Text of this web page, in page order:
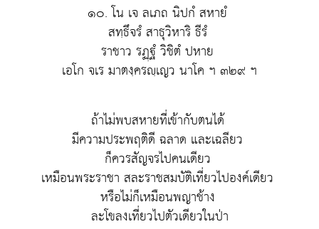
๑๐. โน เจ ลเภถ นิปกํ สหายํ
สทฺธึจรํ สาธุวิหาริ ธีรํ
ราชาว รฏฺฐํ วิชิตํ ปหาย
เอโก จเร มาตงฺครญฺเญว นาโค ฯ ๓๒๙ ฯ
ถ้าไม่พบสหายที่เข้ากับตนได้
มีความประพฤติดี ฉลาด และเฉลียว
ก็ควรสัญจรไปคนเดียว
เหมือนพระราชา สละราชสมบัติเที่ยวไปองค์เดียว
หรือไม่ก็เหมือนพญาช้าง
ละโขลงเที่ยวไปตัวเดียวในป่า